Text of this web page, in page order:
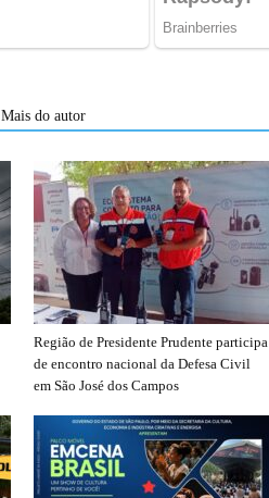
Mais do autor
Região de Presidente Prudente participa
de encontro nacional da Defesa Civil
em São José dos Campos